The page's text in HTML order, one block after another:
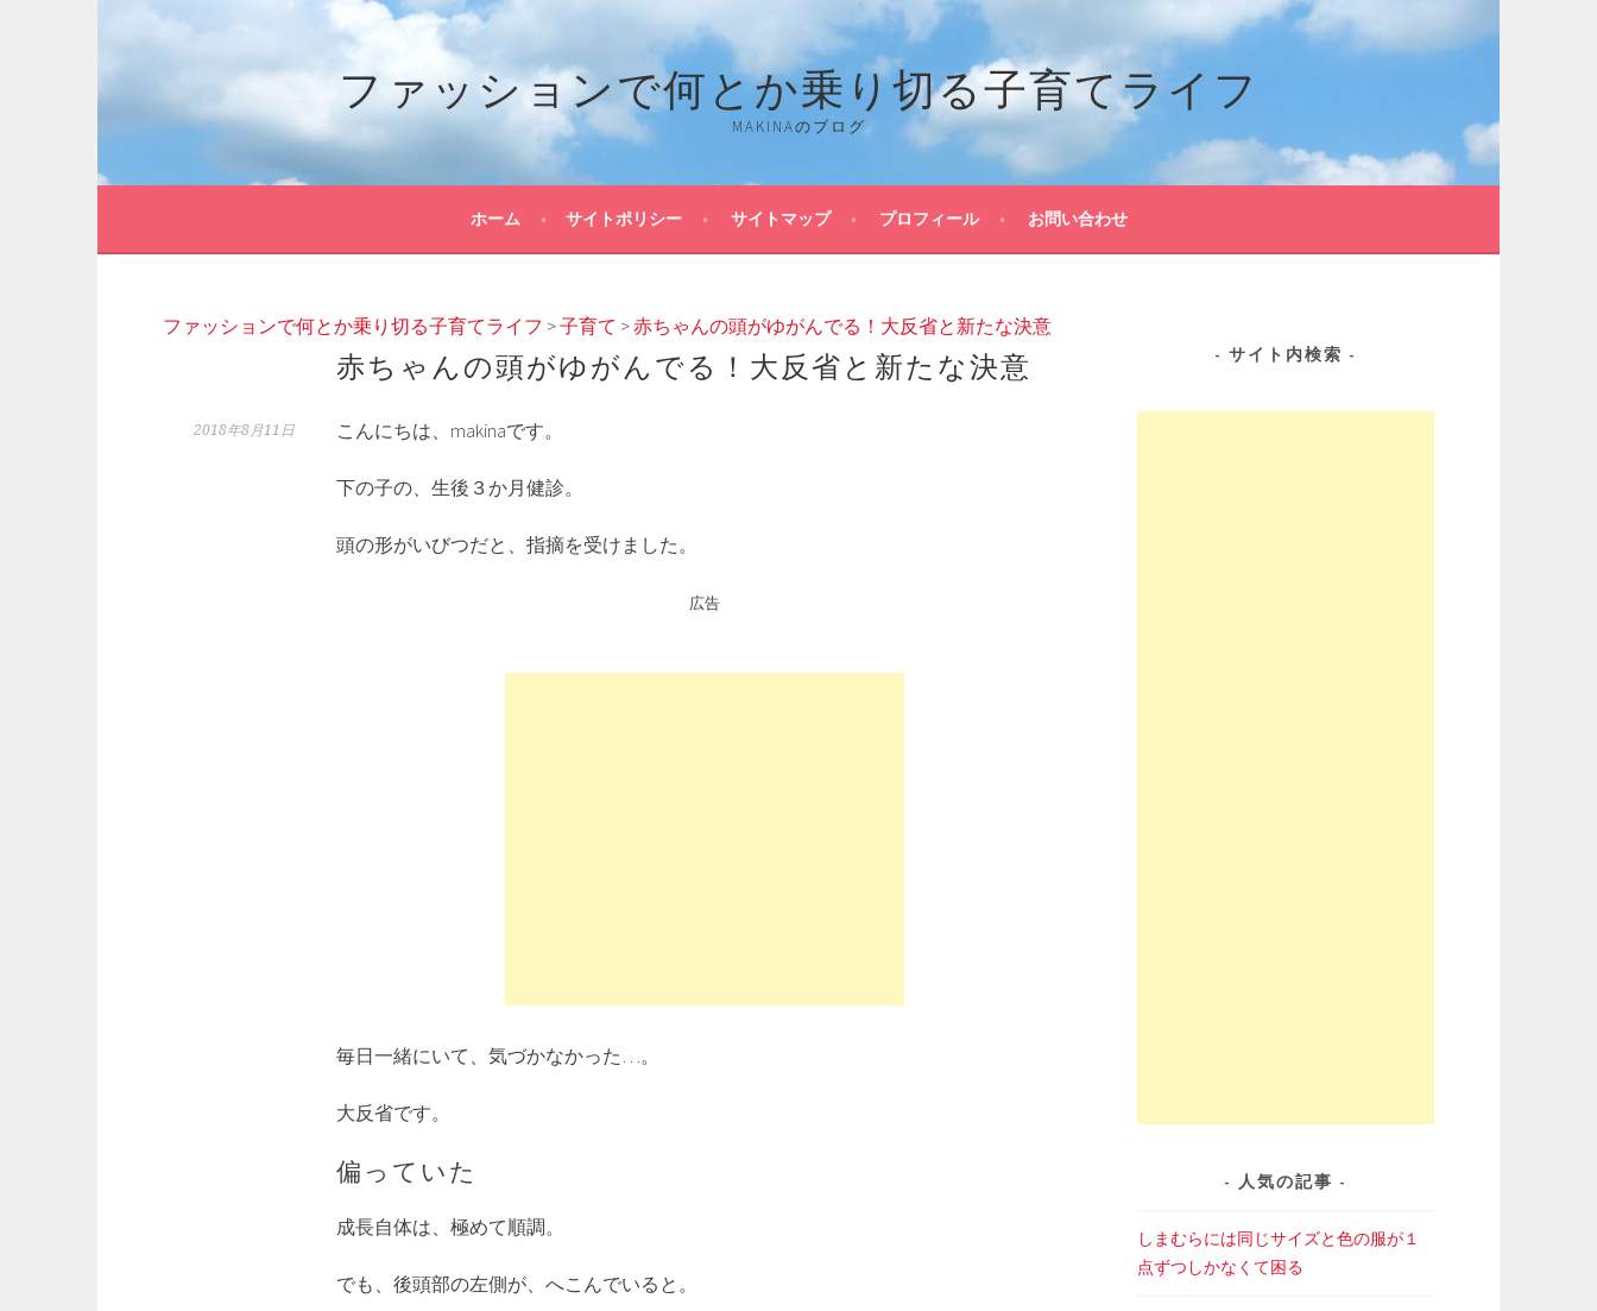
ン
ス
ファッションで何とか乗り切る子育てライフ
MAKINAのブログ
ホーム サイトポリシー サイトマップ プロフィール お問い合わせ
ファッションで何とか乗り切る子育てライフ >子育て >赤ちゃんの頭がゆがんでる！大反省と新たな決意
赤ちゃんの頭がゆがんでる！大反省と新たな決意
2018年8月11日 こんにちは、makinaです。
下の子の、生後３か月健診。
頭の形がいびつだと、指摘を受けました。
広告
毎日一緒にいて、気づかなかった…。
大反省です。
偏っていた
成長自体は、極めて順調。
でも、後頭部の左側が、へこんでいると。
サイト内検索
人気の記事
しまむらには同じサイズと色の服が１
点ずつしかなくて困る